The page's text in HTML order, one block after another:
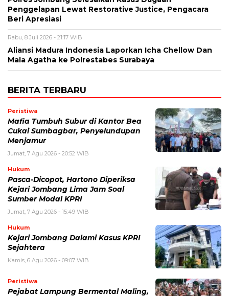
Penggelapan Lewat Restorative Justice, Pengacara
Beri Apresiasi
Rabu, 8 Juli 2026 - 21:17 WIB
Aliansi Madura Indonesia Laporkan Icha Chellow Dan
Mala Agatha ke Polrestabes Surabaya
BERITA TERBARU
Peristiwa
Mafia Tumbuh Subur di Kantor Bea
Cukai Sumbagbar, Penyelundupan
Menjamur
Jumat, 7 Agu 2026 - 20:52 WIB
Hukum
Pasca-Dicopot, Hartono Diperiksa
Kejari Jombang Lima Jam Soal
Sumber Modal KPRI
Jumat, 7 Agu 2026 - 15:49 WIB
Hukum
Kejari Jombang Dalami Kasus KPRI
Sejahtera
Kamis, 6 Agu 2026 - 09:07 WIB
Peristiwa
Pejabat Lampung Bermental Maling,